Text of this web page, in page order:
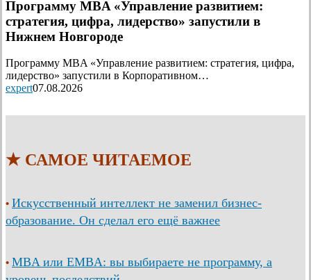
Программу MBA «Управление развитием:
стратегия, цифра, лидерство» запустили в
Нижнем Новгороде
Программу MBA «Управление развитием: стратегия, цифра,
лидерство» запустили в Корпоративном…
expert07.08.2026
★ САМОЕ ЧИТАЕМОЕ
• Искусственный интеллект не заменил бизнес-
образование. Он сделал его ещё важнее
• MBA или EMBA: вы выбираете не программу, а